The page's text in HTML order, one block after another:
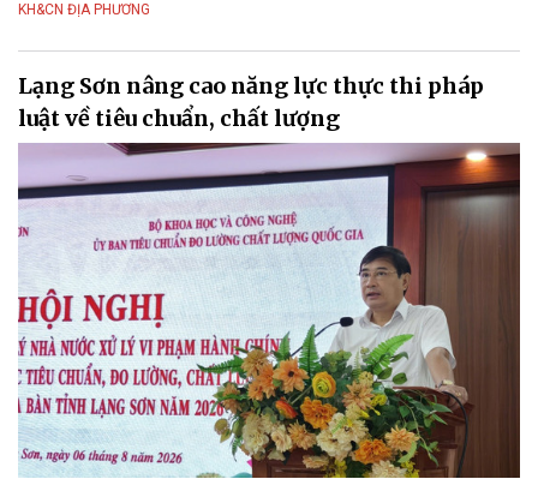
KH&CN ĐỊA PHƯƠNG
Lạng Sơn nâng cao năng lực thực thi pháp
luật về tiêu chuẩn, chất lượng